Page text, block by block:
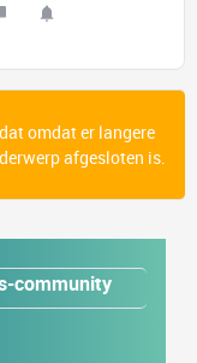
omdat er langere
afgesloten is.
community